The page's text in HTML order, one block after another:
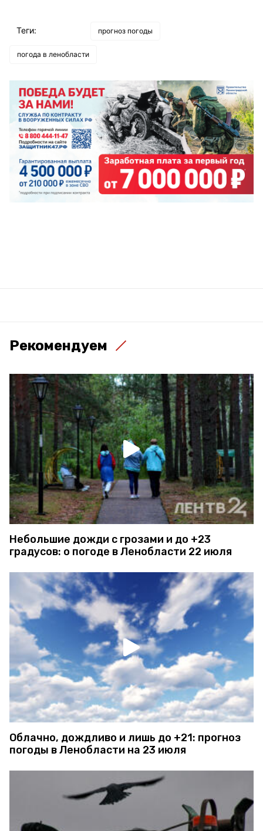
Теги: прогноз погоды
погода в ленобласти
Рекомендуем
Небольшие дожди с грозами и до +23
градусов: о погоде в Ленобласти 22 июля
Облачно, дождливо и лишь до +21: прогноз
погоды в Ленобласти на 23 июля